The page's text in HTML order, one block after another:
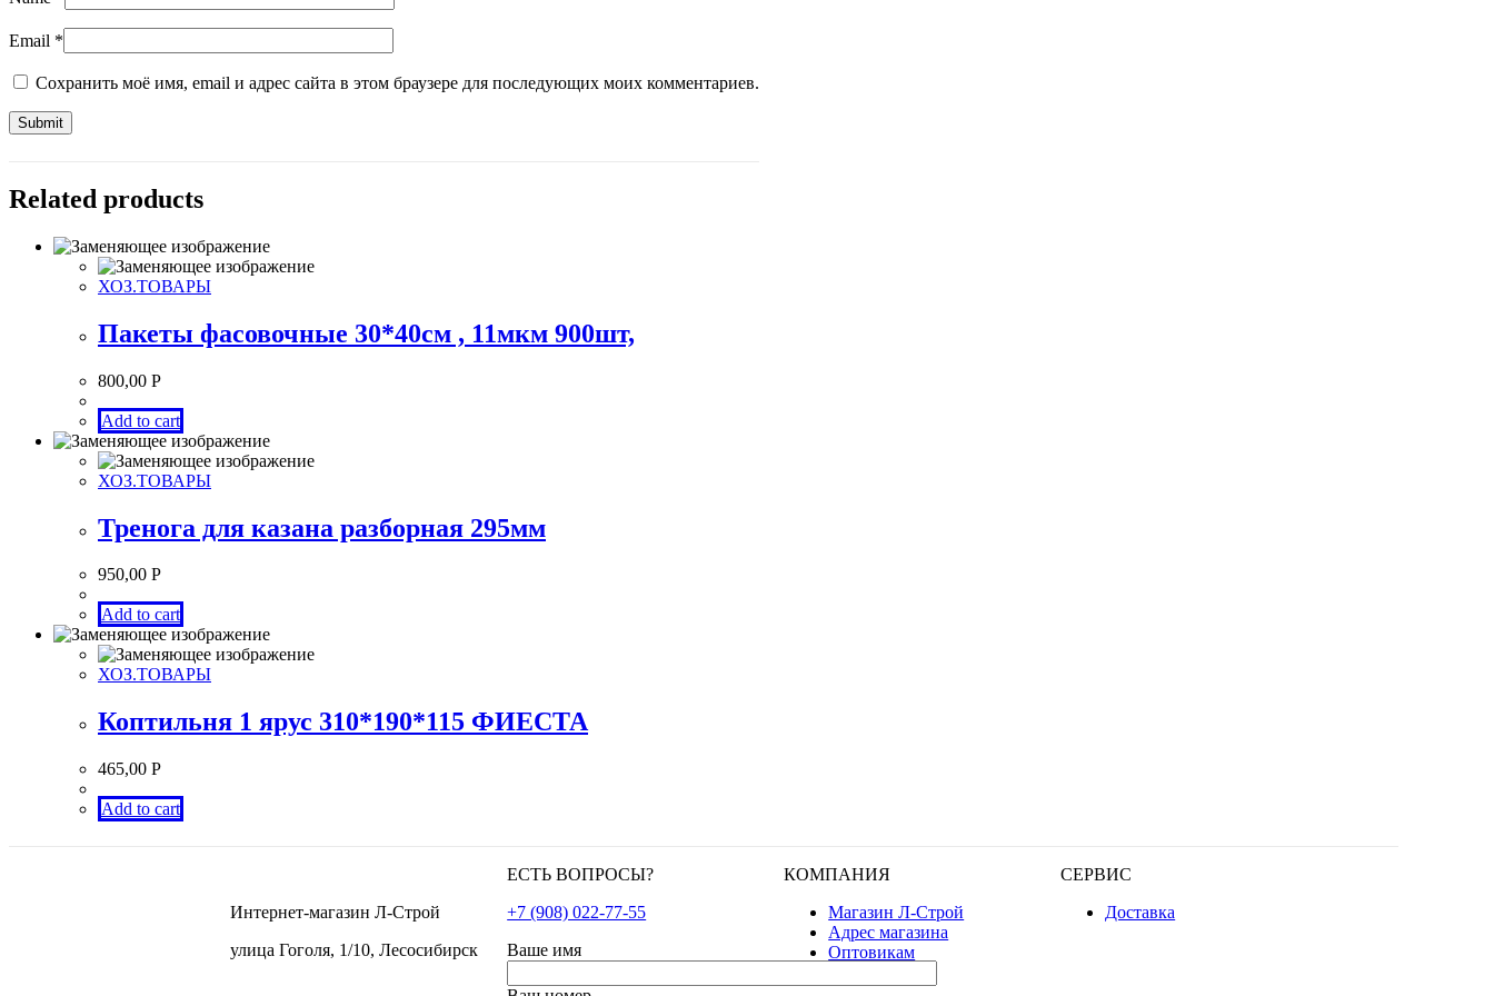
Email *
Сохранить моё имя, email и адрес сайта в этом браузере для последующих моих комментариев.
Related products
ХОЗ.ТОВАРЫ
Пакеты фасовочные 30*40см , 11мкм 900шт,
800,00 Р
Add to cart
ХОЗ.ТОВАРЫ
Тренога для казана разборная 295мм
950,00 Р
Add to cart
ХОЗ.ТОВАРЫ
Коптильня 1 ярус 310*190*115 ФИЕСТА
465,00 Р
Add to cart
Интернет-магазин Л-Строй
улица Гоголя, 1/10, Лесосибирск
ЕСТЬ ВОПРОСЫ?
+7 (908) 022-77-55
Ваше имя
КОМПАНИЯ
Магазин Л-Строй
Адрес магазина
Оптовикам
СЕРВИС
Доставка